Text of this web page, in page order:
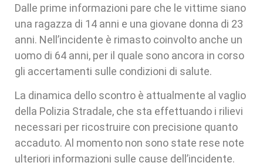
Dalle prime informazioni pare che le vittime siano
una ragazza di 14 anni e una giovane donna di 23
anni. Nell’incidente è rimasto coinvolto anche un
uomo di 64 anni, per il quale sono ancora in corso
gli accertamenti sulle condizioni di salute.
La dinamica dello scontro è attualmente al vaglio
della Polizia Stradale, che sta effettuando i rilievi
necessari per ricostruire con precisione quanto
accaduto. Al momento non sono state rese note
ulteriori informazioni sulle cause dell’incidente.